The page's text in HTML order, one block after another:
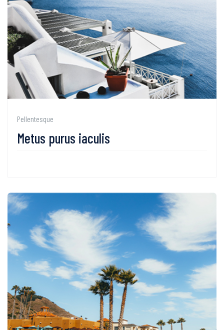
Pellentesque
Metus purus iaculis